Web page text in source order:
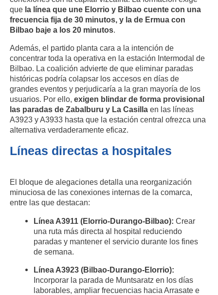
que la línea que une Elorrio y Bilbao cuente con una
frecuencia fija de 30 minutos, y la de Ermua con
Bilbao baje a los 20 minutos.
Además, el partido planta cara a la intención de
concentrar toda la operativa en la estación Intermodal de
Bilbao. La coalición advierte de que eliminar paradas
históricas podría colapsar los accesos en días de
grandes eventos y perjudicaría a la gran mayoría de los
usuarios. Por ello, exigen blindar de forma provisional
las paradas de Zabalburu y La Casilla en las líneas
A3923 y A3933 hasta que la estación central ofrezca una
alternativa verdaderamente eficaz.
Líneas directas a hospitales
El bloque de alegaciones detalla una reorganización
minuciosa de las conexiones internas de la comarca,
entre las que destacan:
Línea A3911 (Elorrio-Durango-Bilbao): Crear
una ruta más directa al hospital reduciendo
paradas y mantener el servicio durante los fines
de semana.
Línea A3923 (Bilbao-Durango-Elorrio):
Incorporar la parada de Muntsaratz en los días
laborables, ampliar frecuencias hacia Arrasate e